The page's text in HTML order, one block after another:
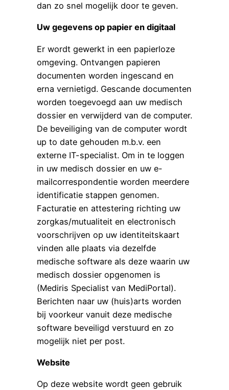
dan zo snel mogelijk door te geven.
Uw gegevens op papier en digitaal
Er wordt gewerkt in een papierloze
omgeving. Ontvangen papieren
documenten worden ingescand en
erna vernietigd. Gescande documenten
worden toegevoegd aan uw medisch
dossier en verwijderd van de computer.
De beveiliging van de computer wordt
up to date gehouden m.b.v. een
externe IT-specialist. Om in te loggen
in uw medisch dossier en uw e-
mailcorrespondentie worden meerdere
identificatie stappen genomen.
Facturatie en attestering richting uw
zorgkas/mutualiteit en electronisch
voorschrijven op uw identiteitskaart
vinden alle plaats via dezelfde
medische software als deze waarin uw
medisch dossier opgenomen is
(Mediris Specialist van MediPortal).
Berichten naar uw (huis)arts worden
bij voorkeur vanuit deze medische
software beveiligd verstuurd en zo
mogelijk niet per post.
Website
Op deze website wordt geen gebruik